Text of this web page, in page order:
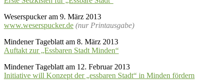
Weserspucker am 9. März 2013
www.weserspucker.de (nur Printausgabe)
Mindener Tageblatt am 8. März 2013
Auftakt zur „Essbaren Stadt Minden“
Mindener Tageblatt am 12. Februar 2013
Initiative will Konzept der „essbaren Stadt“ in Minden fördern